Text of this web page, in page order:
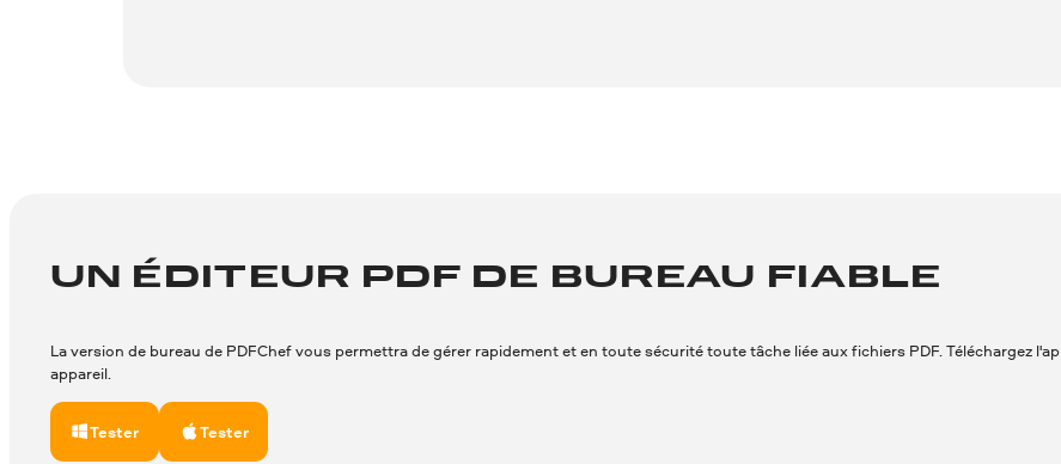
UN ÉDITEUR PDF DE BUREAU FIABLE
La version de bureau de PDFChef vous permettra de gérer rapidement et en toute sécurité toute tâche liée aux fichiers PDF. Téléchargez
appareil.
Tester Tester